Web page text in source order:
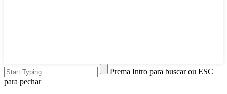
Prema Intro para buscar ou ESC
para pechar